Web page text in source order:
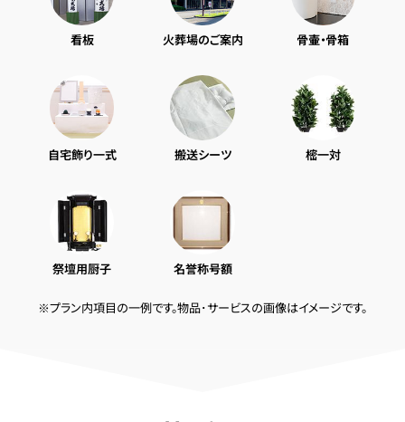
看板 火葬場のご案内 骨壷・骨箱
自宅飾り一式 搬送シーツ 樒一対
祭壇用厨子 名誉称号額
※プラン内項目の一例です。物品･サービスの画像はイメージです。